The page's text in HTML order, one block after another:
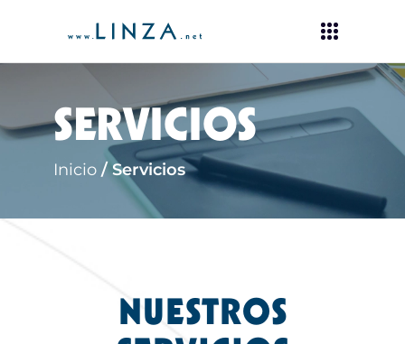
SERVICIOS
Inicio / Servicios
NUESTROS